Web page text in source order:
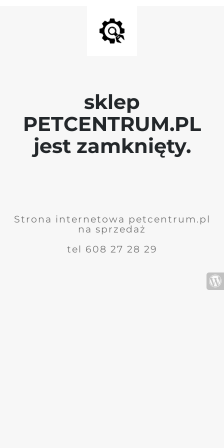
sklep
PETCENTRUM.PL
jest zamknięty.
Strona internetowa petcentrum.pl
na sprzedaż
tel 608 27 28 29